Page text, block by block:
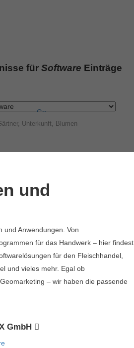
für Software Einträge
Go
und
und Anwendungen. Von
für das Handwerk – hier findest
für den Fleischhandel,
und vieles mehr. Egal ob
– wir haben die passende
GmbH